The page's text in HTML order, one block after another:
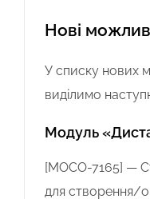
Нові
У списку нових
виділимо
Модуль
[MOCO-7165] —
для створення/